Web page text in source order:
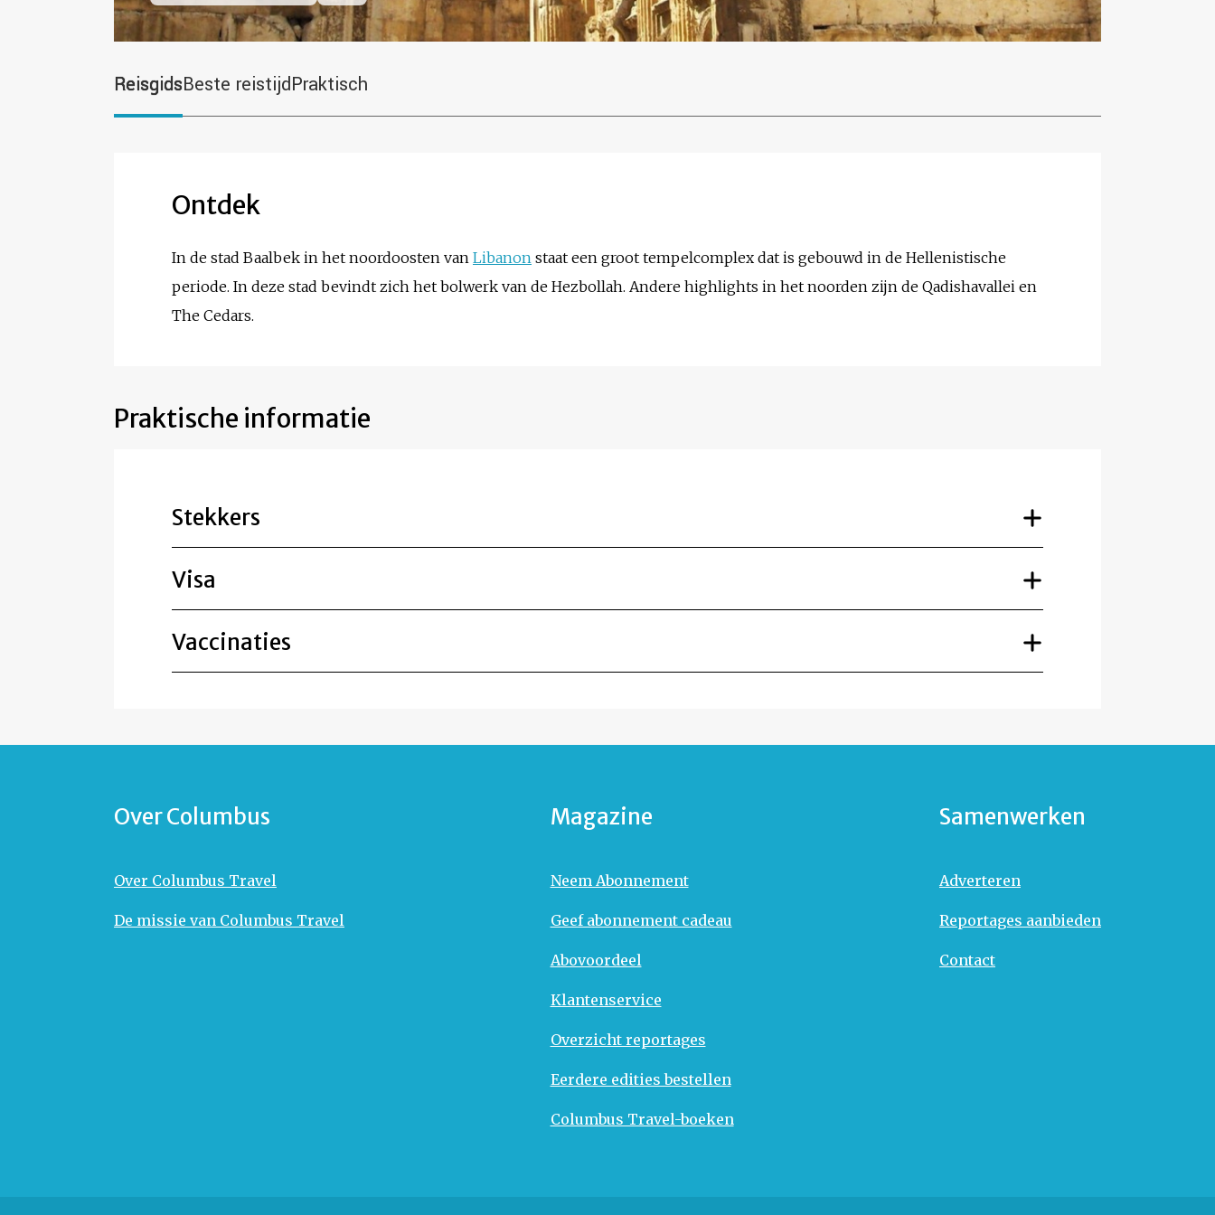
ReisgidsBeste reistijdPraktisch
Ontdek
In de stad Baalbek in het noordoosten van Libanon staat een groot tempelcomplex dat is gebouwd in de Hellenistische
periode. In deze stad bevindt zich het bolwerk van de Hezbollah. Andere highlights in het noorden zijn de Qadishavallei en
The Cedars.
Praktische informatie
Stekkers
Visa
Vaccinaties
Over Columbus
Over Columbus Travel
De missie van Columbus Travel
Magazine
Neem Abonnement
Geef abonnement cadeau
Abovoordeel
Klantenservice
Overzicht reportages
Eerdere edities bestellen
Columbus Travel-boeken
Samenwerken
Adverteren
Reportages aanbieden
Contact